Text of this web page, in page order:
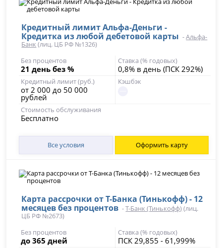
Кредитный лимит Альфа-Деньги -
Кредитка из любой дебетовой карты -Альфа-
Банк (лиц. ЦБ РФ №1326)
Без процентов
21 день без %
Ставка (% годовых)
0,8% в день (ПСК 292%)
Кредитный лимит (руб.)
от 2 000 до 50 000
рублей
Кэшбэк
Стоимость обслуживания
Бесплатно
Все условия Оформить карту
Карта рассрочки от Т-Банка (Тинькофф) - 12
месяцев без процентов -Т-Банк (Тинькофф)(лиц.
ЦБ РФ №2673)
Без процентов
до 365 дней
Ставка (% годовых)
ПСК 29,855 - 61,999%